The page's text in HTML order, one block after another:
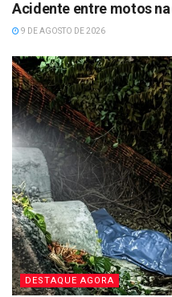
Acidente entre motos
9 DE AGOSTO DE 2026
DESTAQUE AGORA